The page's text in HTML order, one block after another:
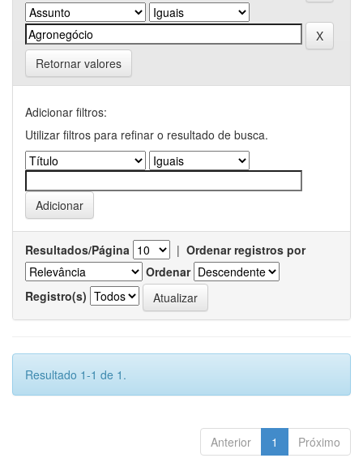
Retornar valores
Adicionar filtros:
Utilizar filtros para refinar o resultado de busca.
Resultados/Página | Ordenar registros por
Ordenar
Registro(s)
Resultado 1-1 de 1.
Anterior 1 Próximo